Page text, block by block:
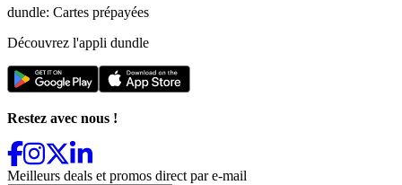
dundle: Cartes prépayées
Découvrez l'appli dundle
Restez avec nous !
Meilleurs deals et promos direct par e-mail